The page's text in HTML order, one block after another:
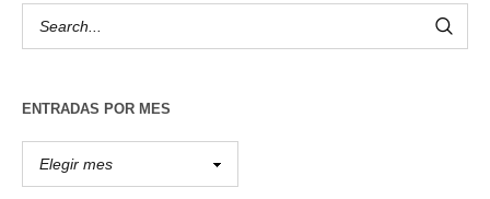
ENTRADAS POR MES